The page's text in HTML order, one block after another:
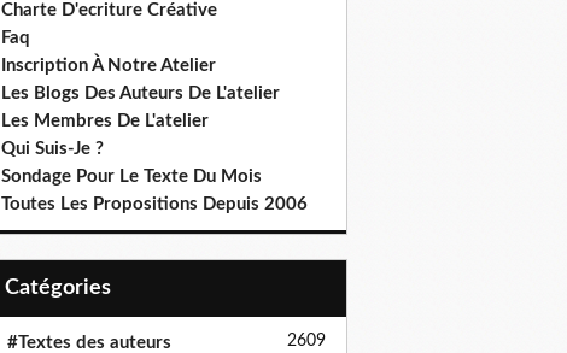
Charte D'ecriture Créative
Faq
Inscription À Notre Atelier
Les Blogs Des Auteurs De L'atelier
Les Membres De L'atelier
Qui Suis-Je ?
Sondage Pour Le Texte Du Mois
Toutes Les Propositions Depuis 2006
Catégories
#Textes des auteurs 2609